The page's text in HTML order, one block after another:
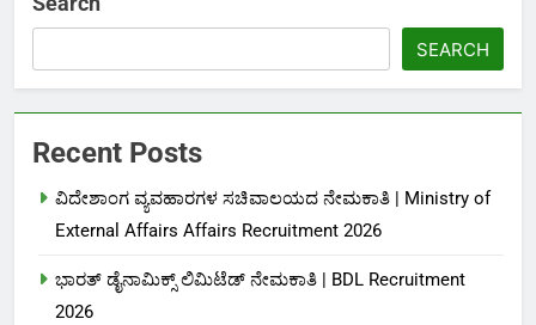
SEARCH
Recent Posts
ವಿದೇಶಾಂಗ ವ್ಯವಹಾರಗಳ ಸಚಿವಾಲಯದ ನೇಮಕಾತಿ | Ministry of
External Affairs Affairs Recruitment 2026
ಭಾರತ್ ಡೈನಾಮಿಕ್ಸ್ ಲಿಮಿಟೆಡ್ ನೇಮಕಾತಿ | BDL Recruitment
2026